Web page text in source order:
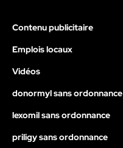
Contenu publicitaire
Emplois locaux
Vidéos
donormyl sans ordonnance
lexomil sans ordonnance
priligy sans ordonnance